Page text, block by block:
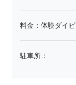
料金：体験ダイ
駐車所：